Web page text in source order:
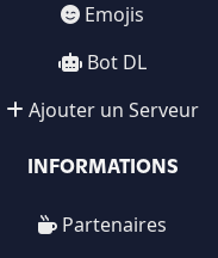
Emojis
Bot DL
Ajouter un Serveur
INFORMATIONS
Partenaires